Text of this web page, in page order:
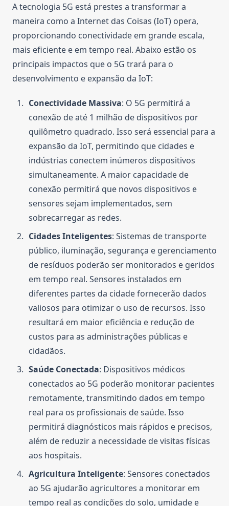
A tecnologia 5G está prestes a transformar a
maneira como a Internet das Coisas (IoT) opera,
proporcionando conectividade em grande escala,
mais eficiente e em tempo real. Abaixo estão os
principais impactos que o 5G trará para o
desenvolvimento e expansão da IoT:
Conectividade Massiva: O 5G permitirá a
conexão de até 1 milhão de dispositivos por
quilômetro quadrado. Isso será essencial para a
expansão da IoT, permitindo que cidades e
indústrias conectem inúmeros dispositivos
simultaneamente. A maior capacidade de
conexão permitirá que novos dispositivos e
sensores sejam implementados, sem
sobrecarregar as redes.
Cidades Inteligentes: Sistemas de transporte
público, iluminação, segurança e gerenciamento
de resíduos poderão ser monitorados e geridos
em tempo real. Sensores instalados em
diferentes partes da cidade fornecerão dados
valiosos para otimizar o uso de recursos. Isso
resultará em maior eficiência e redução de
custos para as administrações públicas e
cidadãos.
Saúde Conectada: Dispositivos médicos
conectados ao 5G poderão monitorar pacientes
remotamente, transmitindo dados em tempo
real para os profissionais de saúde. Isso
permitirá diagnósticos mais rápidos e precisos,
além de reduzir a necessidade de visitas físicas
aos hospitais.
Agricultura Inteligente: Sensores conectados
ao 5G ajudarão agricultores a monitorar em
tempo real as condições do solo, umidade e